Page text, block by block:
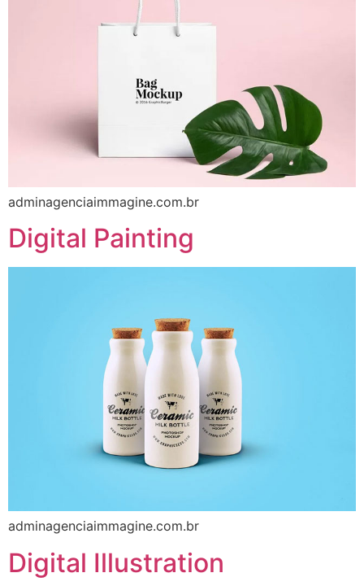
adminagenciaimmagine.com.br
Digital Painting
adminagenciaimmagine.com.br
Digital Illustration